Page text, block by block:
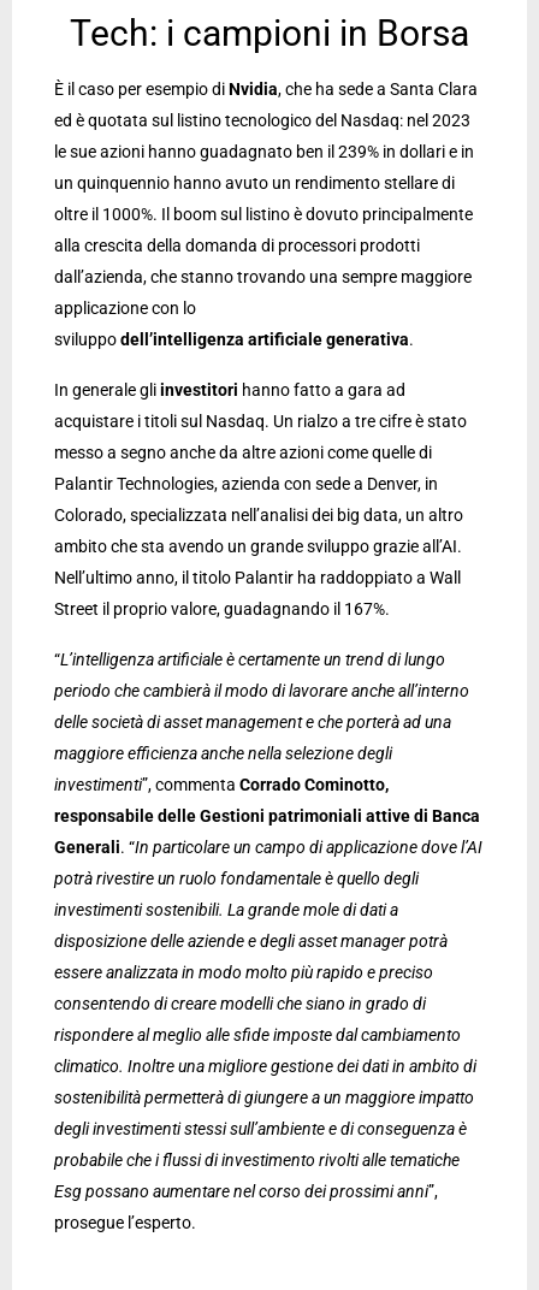
Tech: i campioni in Borsa
È il caso per esempio diNvidia, che ha sede a Santa Clara
ed è quotata sul listino tecnologico del Nasdaq: nel 2023
le sue azioni hanno guadagnato ben il 239% in dollari e in
un quinquennio hanno avuto un rendimento stellare di
oltre il 1000%. Il boom sul listino è dovuto principalmente
alla crescita della domanda di processori prodotti
dall’azienda, che stanno trovando una sempre maggiore
applicazione con lo
sviluppodell’intelligenza artificialegenerativa.
In generale gliinvestitori hanno fatto a gara ad
acquistare i titoli sul Nasdaq. Un rialzo a tre cifre è stato
messo a segno anche da altre azioni come quelle di
Palantir Technologies, azienda con sede a Denver, in
Colorado, specializzata nell’analisi dei big data, un altro
ambito che sta avendo un grande sviluppo grazie all’AI.
Nell’ultimo anno, il titolo Palantir ha raddoppiato a Wall
Street il proprio valore, guadagnando il 167%.
“L’intelligenza artificiale è certamente un trend di lungo
periodo che cambierà il modo di lavorare anche all’interno
delle società di asset management e che porterà ad una
maggiore efficienza anche nella selezione degli
investimenti”, commenta Corrado Cominotto,
responsabile delle Gestioni patrimoniali attive di Banca
Generali. “In particolare un campo di applicazione dove l’AI
potrà rivestire un ruolo fondamentale è quello degli
investimenti sostenibili. La grande mole di dati a
disposizione delle aziende e degli asset manager potrà
essere analizzata in modo molto più rapido e preciso
consentendo di creare modelli che siano in grado di
rispondere al meglio alle sfide imposte dal cambiamento
climatico. Inoltre una migliore gestione dei dati in ambito di
sostenibilità permetterà di giungere a un maggiore impatto
degli investimenti stessi sull’ambiente e di conseguenza è
probabile che i flussi di investimento rivolti alle tematiche
Esg possano aumentare nel corso dei prossimi anni”,
prosegue l’esperto.